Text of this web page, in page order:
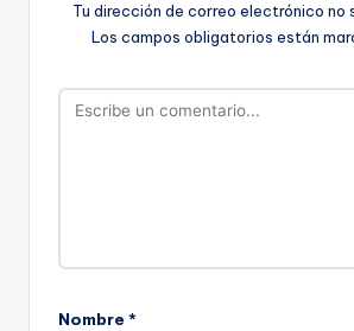
Tu dirección de correo electrónico no
Los campos obligatorios están
Nombre *